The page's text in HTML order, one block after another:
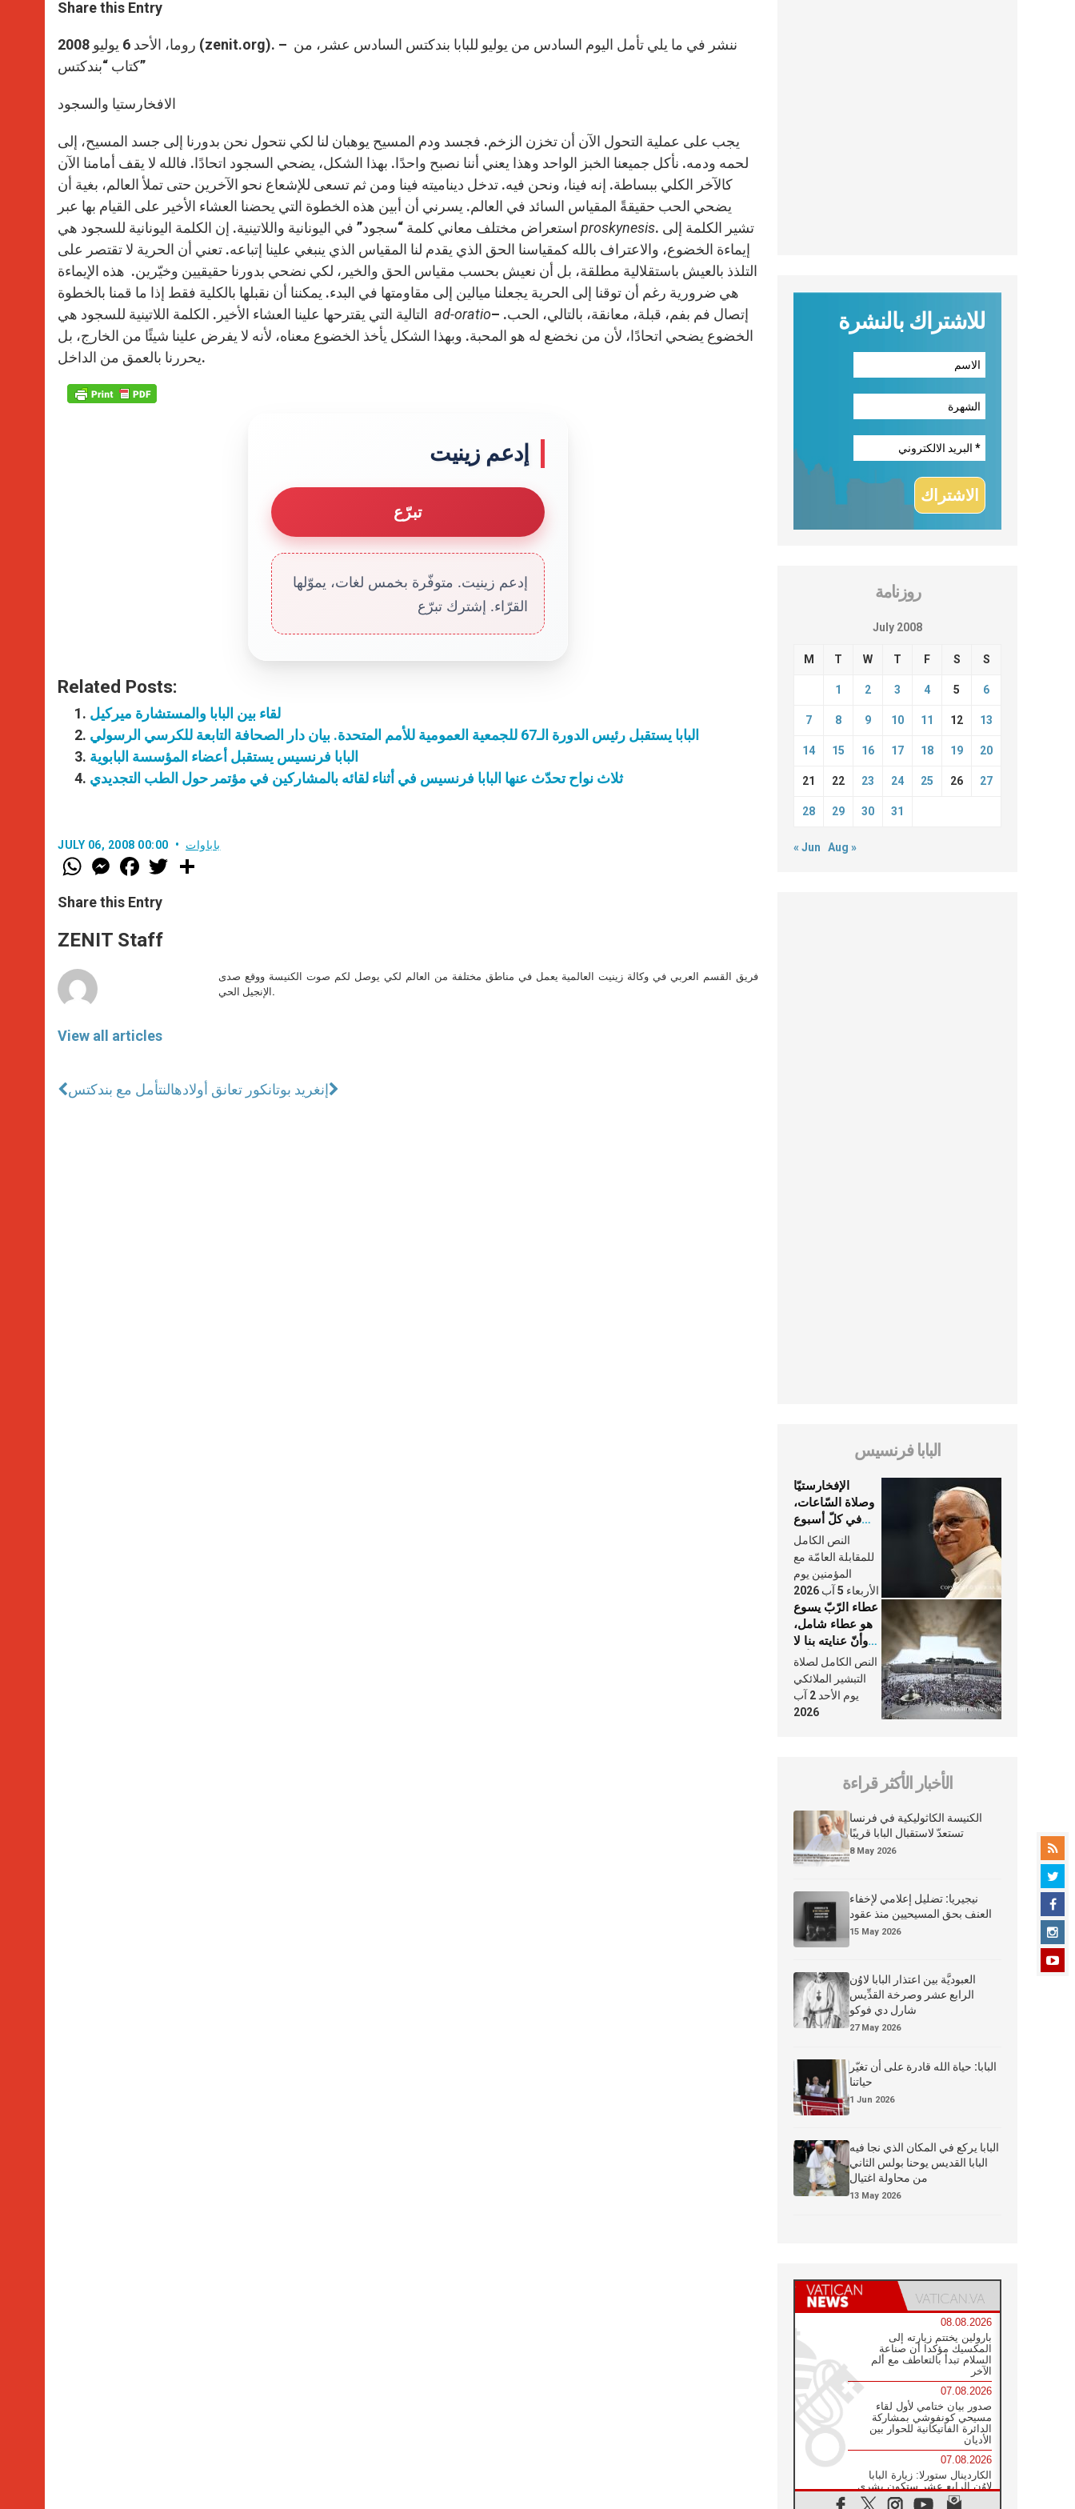
s
p
p
e
g
e
r
b
o
k
r
Share this Entry
روما، الأحد 6 يوليو 2008 (zenit.org). – ننشر في ما يلي تأمل اليوم السادس من يوليو للبابا بندكتس السادس عشر، من
كتاب “بندكتس”
الافخارستيا والسجود
يجب على عملية التحول الآن أن تخزن الزخم. فجسد ودم المسيح يوهبان لنا لكي نتحول نحن بدورنا إلى جسد المسيح، إلى
لحمه ودمه. نأكل جميعنا الخبز الواحد وهذا يعني أننا نصبح واحدًا. بهذا الشكل، يضحي السجود اتحادًا. فالله لا يقف أمامنا الآن
كالآخر الكلي ببساطة. إنه فينا، ونحن فيه. تدخل ديناميته فينا ومن ثم تسعى للإشعاع نحو الآخرين حتى تملأ العالم، بغية أن
يضحي الحب حقيقةً المقياس السائد في العالم. يسرني أن أبين هذه الخطوة التي يحضنا العشاء الأخير على القيام بها عبر
proskynesis. تشير الكلمة إلى
إيماءة الخضوع، والاعتراف بالله كمقياسنا الحق الذي يقدم لنا المقياس الذي ينبغي علينا إتباعه. تعني أن الحرية لا تقتصر على
التلذذ بالعيش باستقلالية مطلقة، بل أن نعيش بحسب مقياس الحق والخير، لكي نضحي بدورنا حقيقيين وخيّرين. هذه الإيماءة
هي ضرورية رغم أن توقنا إلى الحرية يجعلنا ميالين إلى مقاومتها في البدء. يمكننا أن نقبلها بالكلية فقط إذا ما قمنا بالخطوة
ad-oratio– إتصال فم بفم، قبلة، معانقة، بالتالي، الحب.
الخضوع يضحي اتحادًا، لأن من نخضع له هو المحبة. وبهذا الشكل يأخذ الخضوع معناه، لأنه لا يفرض علينا شيئًا من الخارج، بل
يحررنا بالعمق من الداخل.
إدعم زينيت
تبرّع
إدعم زينيت. متوفّرة بخمس لغات، يموّلها
القرّاء. إشترك تبرّع
Related Posts:
لقاء بين البابا والمستشارة ميركيل
البابا يستقبل رئيس الدورة الـ67 للجمعية العمومية للأمم المتحدة. بيان دار الصحافة التابعة للكرسي الرسولي
البابا فرنسيس يستقبل أعضاء المؤسسة البابوية
ثلاث نواح تحدّث عنها البابا فرنسيس في أثناء لقائه بالمشاركين في مؤتمر حول الطب التجديدي
JULY 06, 2008 00:00 باباوات
W
h
t
s
p
p
M
e
s
e
g
e
F
a
e
b
o
k
w
Share this Entry
ZENIT Staff
View all articles
فريق القسم العربي في وكالة زينيت العالمية يعمل في مناطق مختلفة من العالم لكي يوصل لكم صوت الكنيسة ووقع صدى
الإنجيل الحي.
لنتأمل مع بندكتسإنغريد بوتانكور تعانق أولادها
للاشتراك بالنشرة
روزنامة
July 2008
M T W T F S S
1 2 3 4 5 6
7 8 9 10 11 12 13
14 15 16 17 18 19 20
21 22 23 24 25 26 27
28 29 30 31
« Jun Aug »
البابا فرنسيس
الإفخارستيّا
وصلاة السّاعات،
في كلّ أسبوع
وكلّ يوم، هما
النَّفَس في حياة
الكنيسة
النص الكامل
للمقابلة العامّة مع
المؤمنين يوم
الأربعاء 5 آب 2026
عطاء الرّبّ يسوع
هو عطاء شامل،
وأنّ عنايته بنا لا
تغيب عنّا أبدًا
النص الكامل لصلاة
التبشير الملائكي
يوم الأحد 2 آب
2026
الأخبار الأكثر قراءة
الكنيسة الكاثوليكية في فرنسا
تستعدّ لاستقبال البابا قريبًا
8 May 2026
نيجيريا: تضليل إعلامي لإخفاء
العنف بحق المسيحيين منذ عقود
15 May 2026
العبوديَّة بين اعتذار البابا لاوُن
الرابع عشر وصرخة القدِّيس
شارل دي فوكو
27 May 2026
البابا: حياة الله قادرة على أن تغيّر
حياتنا
1 Jun 2026
البابا يركع في المكان الذي نجا فيه
البابا القديس يوحنا بولس الثاني
من محاولة اغتيال
13 May 2026
08.08.2026
بارولين يختتم زيارته إلى
المكسيك مؤكدا أن صناعة
السلام تبدأ بالتعاطف مع ألم
الآخر
07.08.2026
صدور بيان ختامي لأول لقاء
مسيحي كونفوشي بمشاركة
الدائرة الفاتيكانية للحوار بين
الأديان
07.08.2026
الكاردينال ستورلا: زيارة البابا
لاوُن الرابع عشر ستكون بشرى
سارة للأوروغواي بأكملها